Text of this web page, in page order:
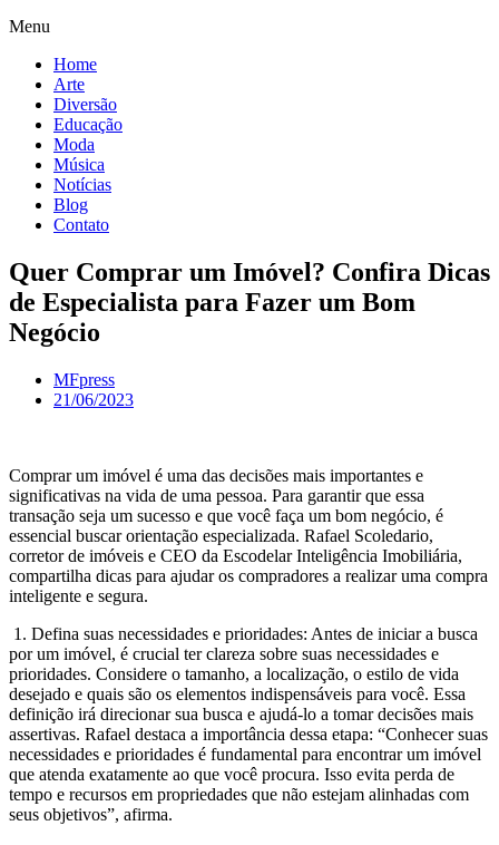
Menu
Home
Arte
Diversão
Educação
Moda
Música
Notícias
Blog
Contato
Quer Comprar um Imóvel? Confira Dicas
de Especialista para Fazer um Bom
Negócio
MFpress
21/06/2023
Comprar um imóvel é uma das decisões mais importantes e
significativas na vida de uma pessoa. Para garantir que essa
transação seja um sucesso e que você faça um bom negócio, é
essencial buscar orientação especializada. Rafael Scoledario,
corretor de imóveis e CEO da Escodelar Inteligência Imobiliária,
compartilha dicas para ajudar os compradores a realizar uma compra
inteligente e segura.
1. Defina suas necessidades e prioridades: Antes de iniciar a busca
por um imóvel, é crucial ter clareza sobre suas necessidades e
prioridades. Considere o tamanho, a localização, o estilo de vida
desejado e quais são os elementos indispensáveis para você. Essa
definição irá direcionar sua busca e ajudá-lo a tomar decisões mais
assertivas. Rafael destaca a importância dessa etapa: “Conhecer suas
necessidades e prioridades é fundamental para encontrar um imóvel
que atenda exatamente ao que você procura. Isso evita perda de
tempo e recursos em propriedades que não estejam alinhadas com
seus objetivos”, afirma.